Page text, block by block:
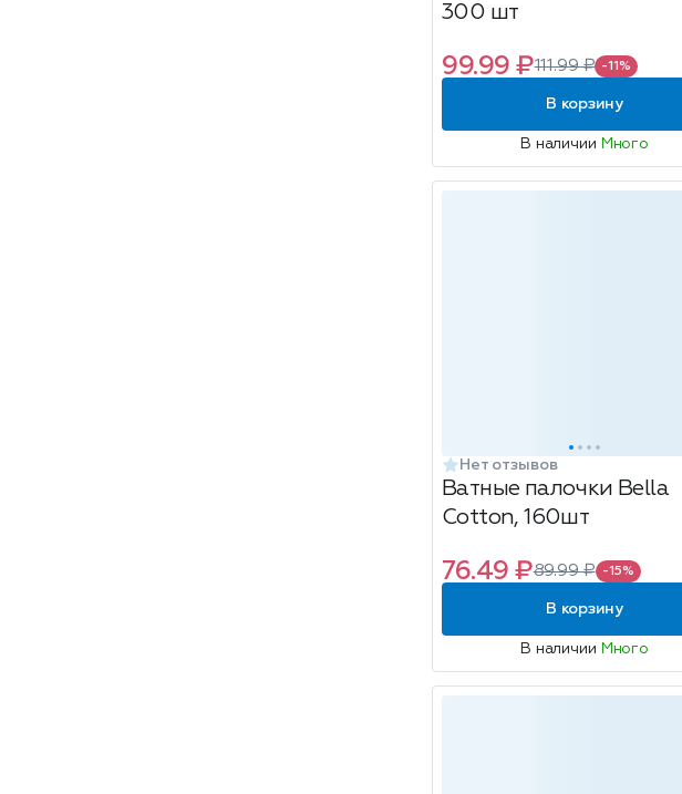
300 шт
99.99 ₽111.99 ₽ -11%
В корзину
В наличии Много
Нет отзывов
Ватные палочки Bella
Cotton, 160шт
76.49 ₽89.99 ₽ -15%
В корзину
В наличии Много